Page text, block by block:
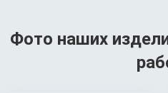
Фото наших